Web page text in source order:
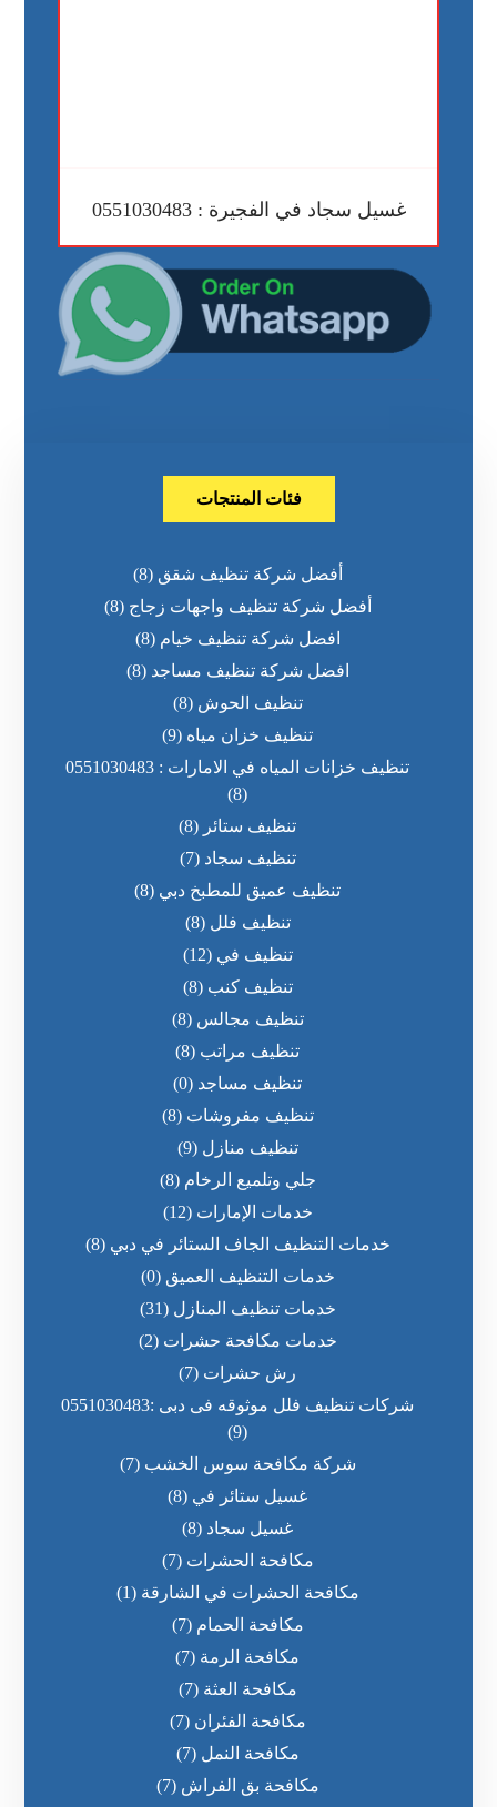
غسيل سجاد في الفجيرة : 0551030483
فئات المنتجات
أفضل شركة تنظيف شقق (8)
أفضل شركة تنظيف واجهات زجاج (8)
افضل شركة تنظيف خيام (8)
افضل شركة تنظيف مساجد (8)
تنظيف الحوش (8)
تنظيف خزان مياه (9)
تنظيف خزانات المياه في الامارات : 0551030483
(8)
تنظيف ستائر (8)
تنظيف سجاد (7)
تنظيف عميق للمطبخ دبي (8)
تنظيف فلل (8)
تنظيف في (12)
تنظيف كنب (8)
تنظيف مجالس (8)
تنظيف مراتب (8)
تنظيف مساجد (0)
تنظيف مفروشات (8)
تنظيف منازل (9)
جلي وتلميع الرخام (8)
خدمات الإمارات (12)
خدمات التنظيف الجاف الستائر في دبي (8)
خدمات التنظيف العميق (0)
خدمات تنظيف المنازل (31)
خدمات مكافحة حشرات (2)
رش حشرات (7)
شركات تنظيف فلل موثوقه فى دبى :0551030483
(9)
شركة مكافحة سوس الخشب (7)
غسيل ستائر في (8)
غسيل سجاد (8)
مكافحة الحشرات (7)
مكافحة الحشرات في الشارقة (1)
مكافحة الحمام (7)
مكافحة الرمة (7)
مكافحة العثة (7)
مكافحة الفئران (7)
مكافحة النمل (7)
مكافحة بق الفراش (7)